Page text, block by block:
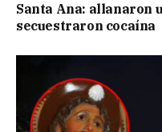
Santa Ana: allanaron
secuestraron cocaína